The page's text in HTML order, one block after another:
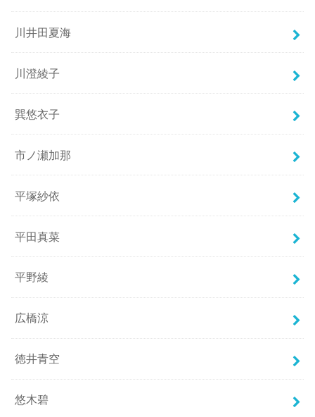
川井田夏海
川澄綾子
巽悠衣子
市ノ瀬加那
平塚紗依
平田真菜
平野綾
広橋涼
徳井青空
悠木碧